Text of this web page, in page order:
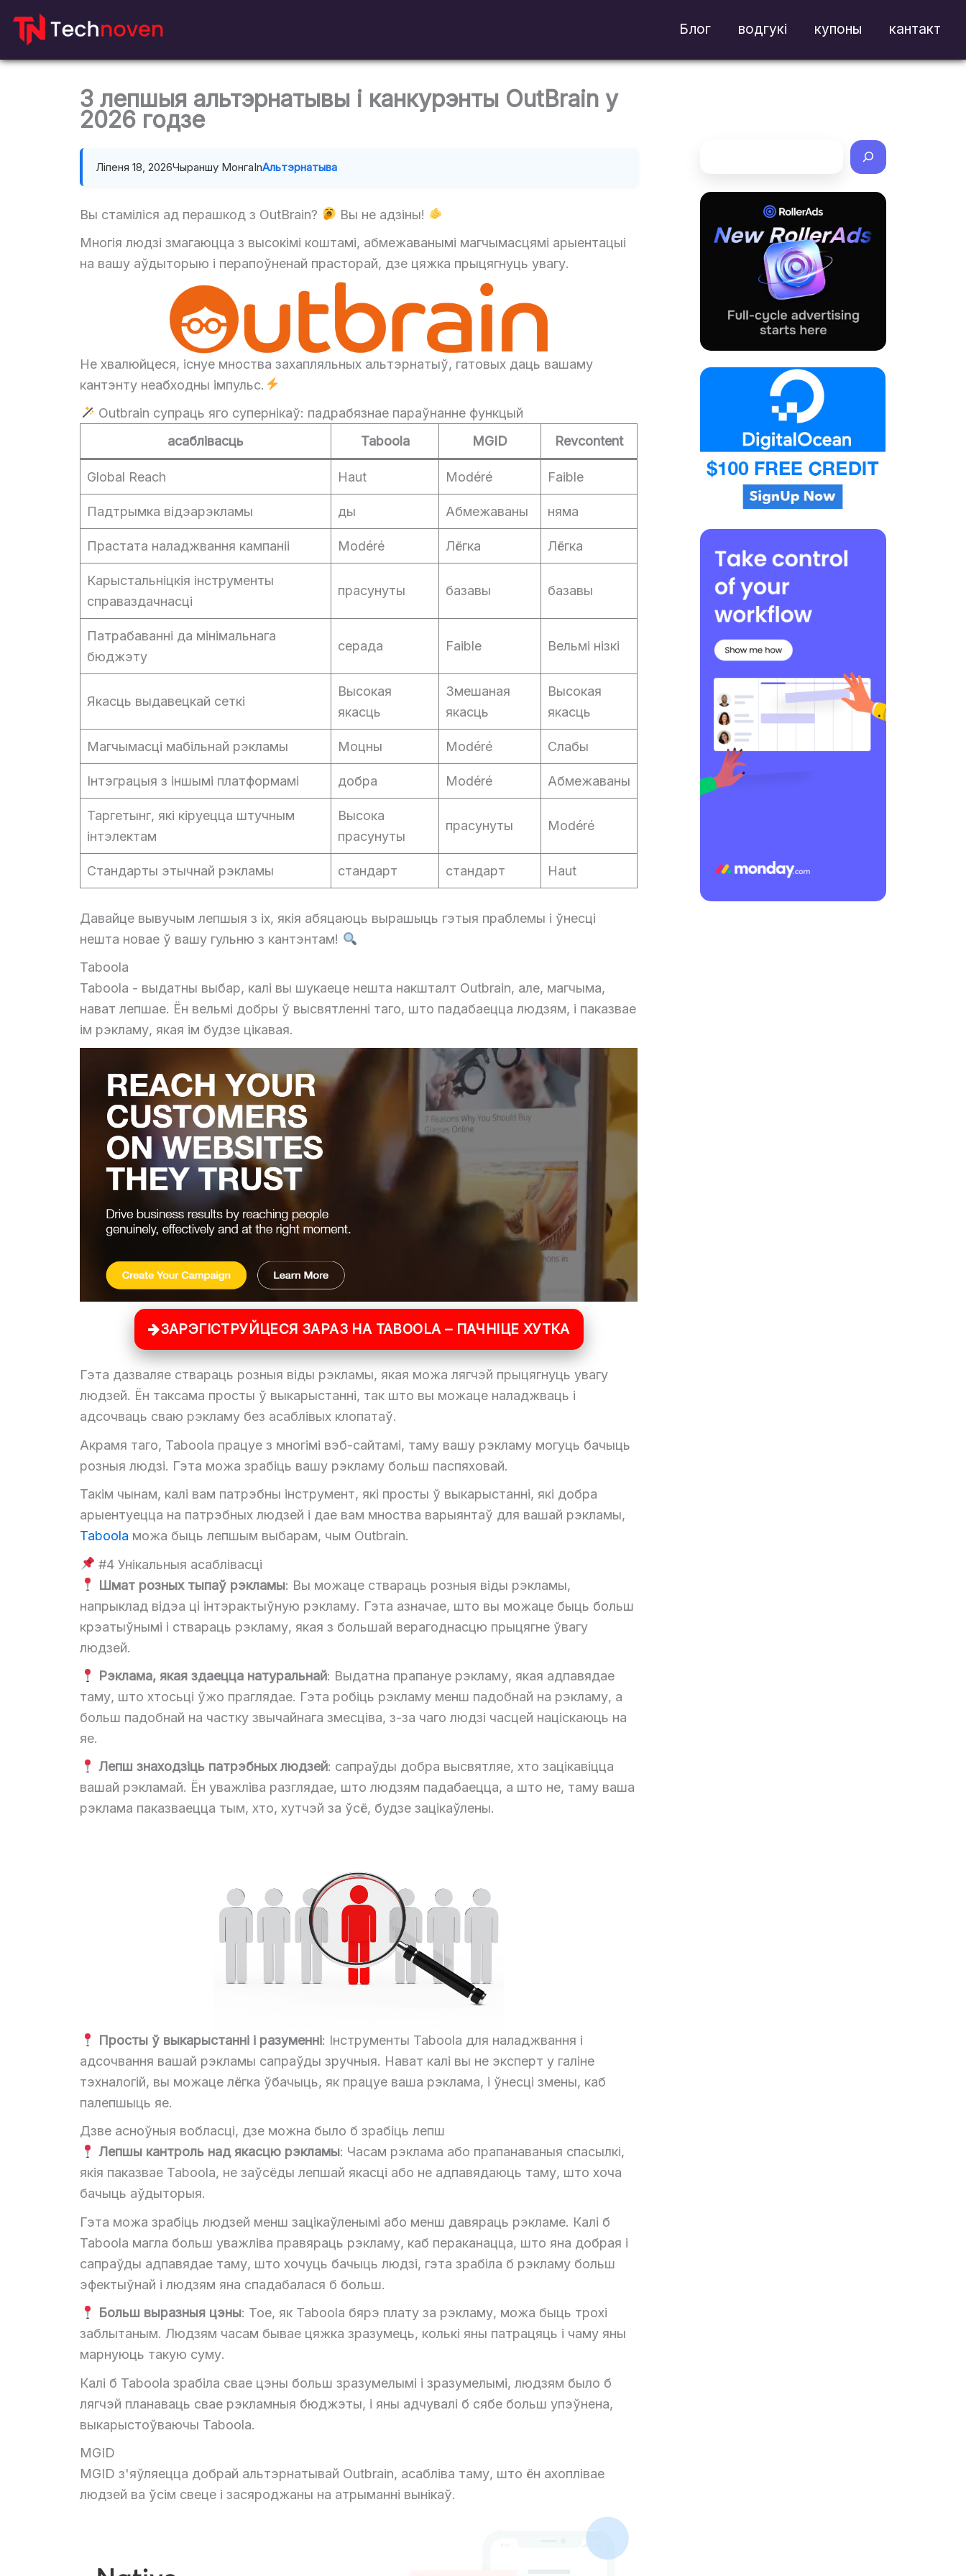
Блог водгукі купоны кантакт
3 лепшыя альтэрнатывы і канкурэнты OutBrain у
2026 годзе
Ліпеня 18, 2026Чыраншу МонгаInАльтэрнатыва
Вы стаміліся ад перашкод з OutBrain?
Вы не адзіны!
Многія людзі змагаюцца з высокімі коштамі, абмежаванымі магчымасцямі арыентацыі
на вашу аўдыторыю і перапоўненай прасторай, дзе цяжка прыцягнуць увагу.
Не хвалюйцеся, існуе мноства захапляльных альтэрнатыў, гатовых даць вашаму
кантэнту неабходны імпульс.
Outbrain супраць яго супернікаў: падрабязнае параўнанне функцый
асаблівасць
Taboola MGID Revcontent
Global Reach Haut Modéré Faible
Падтрымка відэарэкламы ды Абмежаваны няма
Прастата наладжвання кампаніі Modéré Лёгка Лёгка
Карыстальніцкія інструменты
справаздачнасці
прасунуты базавы базавы
Патрабаванні да мінімальнага
бюджэту
серада Faible Вельмі нізкі
Якасць выдавецкай сеткі
Высокая
якасць
Змешаная
якасць
Высокая
якасць
Магчымасці мабільнай рэкламы Моцны Modéré Слабы
Інтэграцыя з іншымі платформамі добра Modéré Абмежаваны
Таргетынг, які кіруецца штучным
інтэлектам
Высока
прасунуты
прасунуты Modéré
Стандарты этычнай рэкламы стандарт стандарт Haut
Давайце вывучым лепшыя з іх, якія абяцаюць вырашыць гэтыя праблемы і ўнесці
нешта новае ў вашу гульню з кантэнтам!
Taboola
Taboola - выдатны выбар, калі вы шукаеце нешта накшталт Outbrain, але, магчыма,
нават лепшае. Ён вельмі добры ў высвятленні таго, што падабаецца людзям, і паказвае
ім рэкламу, якая ім будзе цікавая.
ЗАРЭГІСТРУЙЦЕСЯ ЗАРАЗ НА TABOOLA – ПАЧНІЦЕ ХУТКА
Гэта дазваляе ствараць розныя віды рэкламы, якая можа лягчэй прыцягнуць увагу
людзей. Ён таксама просты ў выкарыстанні, так што вы можаце наладжваць і
адсочваць сваю рэкламу без асаблівых клопатаў.
Акрамя таго, Taboola працуе з многімі вэб-сайтамі, таму вашу рэкламу могуць бачыць
розныя людзі. Гэта можа зрабіць вашу рэкламу больш паспяховай.
Такім чынам, калі вам патрэбны інструмент, які просты ў выкарыстанні, які добра
арыентуецца на патрэбных людзей і дае вам мноства варыянтаў для вашай рэкламы,
Taboola можа быць лепшым выбарам, чым Outbrain.
#4 Унікальныя асаблівасці
Шмат розных тыпаў рэкламы: Вы можаце ствараць розныя віды рэкламы,
напрыклад відэа ці інтэрактыўную рэкламу. Гэта азначае, што вы можаце быць больш
крэатыўнымі і ствараць рэкламу, якая з большай верагоднасцю прыцягне ўвагу
людзей.
Рэклама, якая здаецца натуральнай: Выдатна прапануе рэкламу, якая адпавядае
таму, што хтосьці ўжо праглядае. Гэта робіць рэкламу менш падобнай на рэкламу, а
больш падобнай на частку звычайнага змесціва, з-за чаго людзі часцей націскаюць на
яе.
Лепш знаходзіць патрэбных людзей: сапраўды добра высвятляе, хто зацікавіцца
вашай рэкламай. Ён уважліва разглядае, што людзям падабаецца, а што не, таму ваша
рэклама паказваецца тым, хто, хутчэй за ўсё, будзе зацікаўлены.
Просты ў выкарыстанні і разуменні: Інструменты Taboola для наладжвання і
адсочвання вашай рэкламы сапраўды зручныя. Нават калі вы не эксперт у галіне
тэхналогій, вы можаце лёгка ўбачыць, як працуе ваша рэклама, і ўнесці змены, каб
палепшыць яе.
Дзве асноўныя вобласці, дзе можна было б зрабіць лепш
Лепшы кантроль над якасцю рэкламы: Часам рэклама або прапанаваныя спасылкі,
якія паказвае Taboola, не заўсёды лепшай якасці або не адпавядаюць таму, што хоча
бачыць аўдыторыя.
Гэта можа зрабіць людзей менш зацікаўленымі або менш давяраць рэкламе. Калі б
Taboola магла больш уважліва правяраць рэкламу, каб пераканацца, што яна добрая і
сапраўды адпавядае таму, што хочуць бачыць людзі, гэта зрабіла б рэкламу больш
эфектыўнай і людзям яна спадабалася б больш.
Больш выразныя цэны: Тое, як Taboola бярэ плату за рэкламу, можа быць трохі
заблытаным. Людзям часам бывае цяжка зразумець, колькі яны патрацяць і чаму яны
марнуюць такую ​​суму.
Калі б Taboola зрабіла свае цэны больш зразумелымі і зразумелымі, людзям было б
лягчэй планаваць свае рэкламныя бюджэты, і яны адчувалі б сябе больш упэўнена,
выкарыстоўваючы Taboola.
MGID
MGID з'яўляецца добрай альтэрнатывай Outbrain, асабліва таму, што ён ахоплівае
людзей ва ўсім свеце і засяроджаны на атрыманні вынікаў.